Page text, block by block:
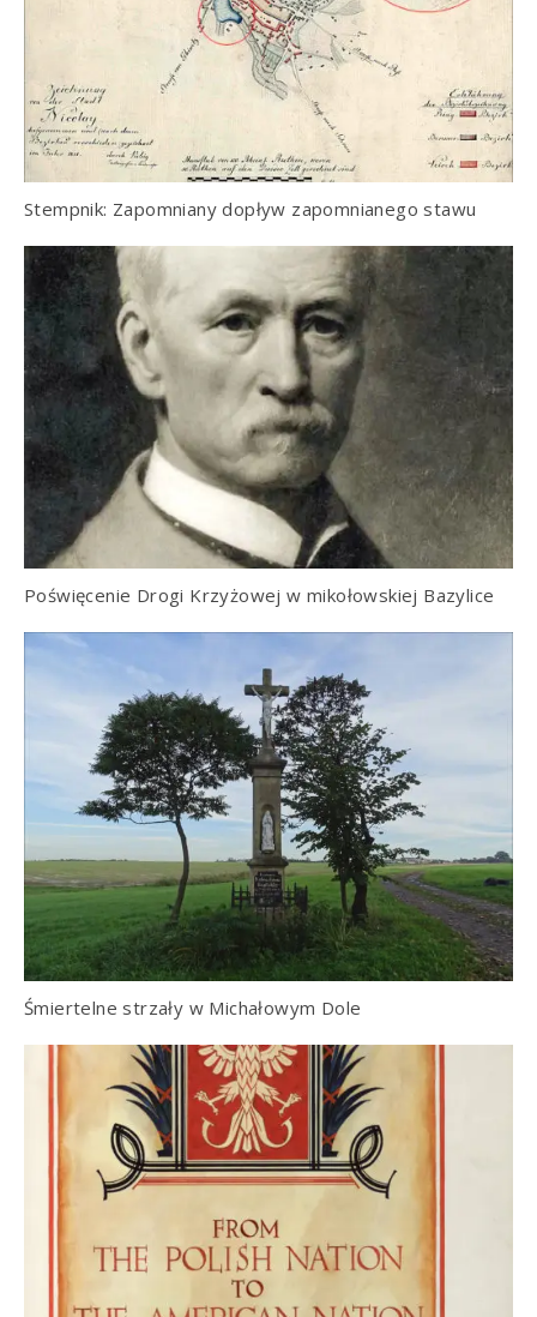
Stempnik: Zapomniany dopływ zapomnianego stawu
Poświęcenie Drogi Krzyżowej w mikołowskiej Bazylice
Śmiertelne strzały w Michałowym Dole